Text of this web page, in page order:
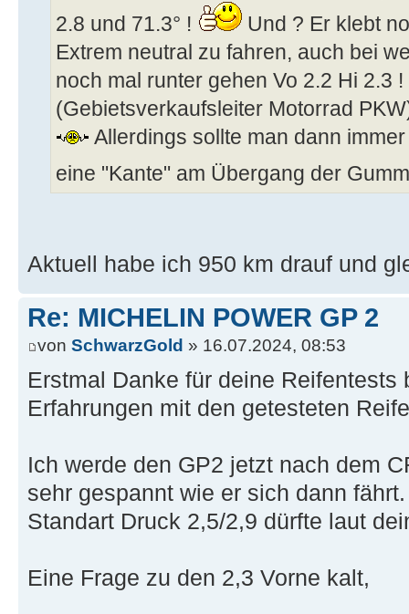
2.8 und 71.3° !
Und ? Er klebt
Extrem neutral zu fahren, auch bei
noch mal runter gehen Vo 2.2 Hi 2.3
(Gebietsverkaufsleiter Motorrad
Allerdings sollte man dann
eine "Kante" am Übergang der
Aktuell habe ich 950 km drauf und
Re: MICHELIN POWER GP 2
von SchwarzGold » 16.07.2024, 08:53
Erstmal Danke für deine Reifentests
Erfahrungen mit den getesteten
Ich werde den GP2 jetzt nach dem
sehr gespannt wie er sich dann fährt.
Standart Druck 2,5/2,9 dürfte laut
Eine Frage zu den 2,3 Vorne kalt,